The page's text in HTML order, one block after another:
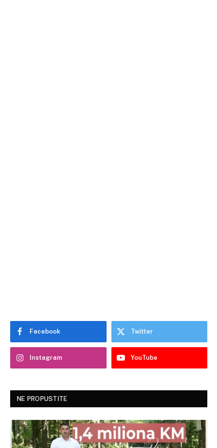
Facebook Twitter
Instagram YouTube
NE PROPUSTITE